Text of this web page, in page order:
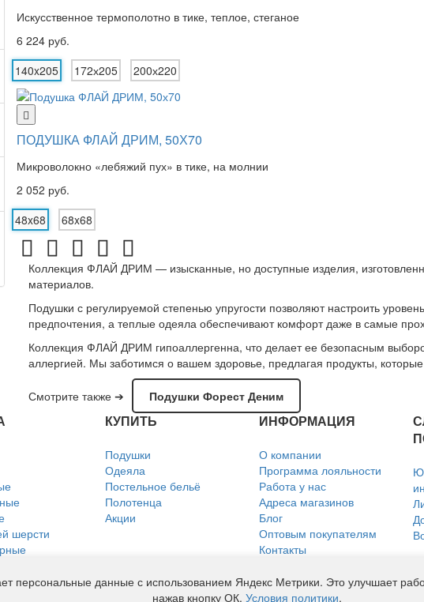
Искусственное термополотно в тике, теплое, стеганое
6 224 руб.
140x205
172х205 200х220
ПОДУШКА ФЛАЙ ДРИМ, 50Х70
Микроволокно «лебяжий пух» в тике, на молнии
2 052 руб.
48x68
68x68
Коллекция ФЛАЙ ДРИМ — изысканные, но доступные изделия,
материалов.
Подушки с регулируемой степенью упругости позволяют настроить
предпочтения, а теплые одеяла обеспечивают комфорт даже в самые
Коллекция ФЛАЙ ДРИМ гипоаллергенна, что делает ее безопасным
аллергией. Мы заботимся о вашем здоровье, предлагая продукты,
Смотрите также ➔ Подушки Форест Деним
шерсти
КУПИТЬ
Подушки
Одеяла
Постельное бельё
Полотенца
Акции
ИНФОРМАЦИЯ
О компании
Программа лояльности
Работа у нас
Адреса магазинов
Блог
Оптовым покупателям
Контакты
файлов Cookie
Согласие на обработку
персональные данные с использованием Яндекс Метрики. Это улучшает
нажав кнопку ОК. Условия политики.